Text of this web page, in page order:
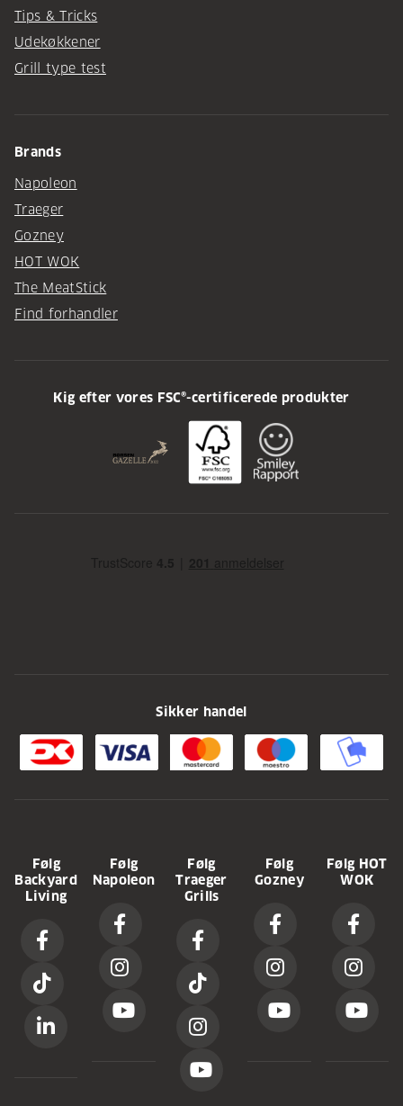
Tips & Tricks
Udekøkkener
Grill type test
Brands
Napoleon
Traeger
Gozney
HOT WOK
The MeatStick
Find forhandler
Kig efter vores FSC®-certificerede produkter
Sikker handel
Følg
Backyard
Living
Følg
Napoleon
Følg
Traeger
Grills
Følg
Gozney
Følg HOT
WOK